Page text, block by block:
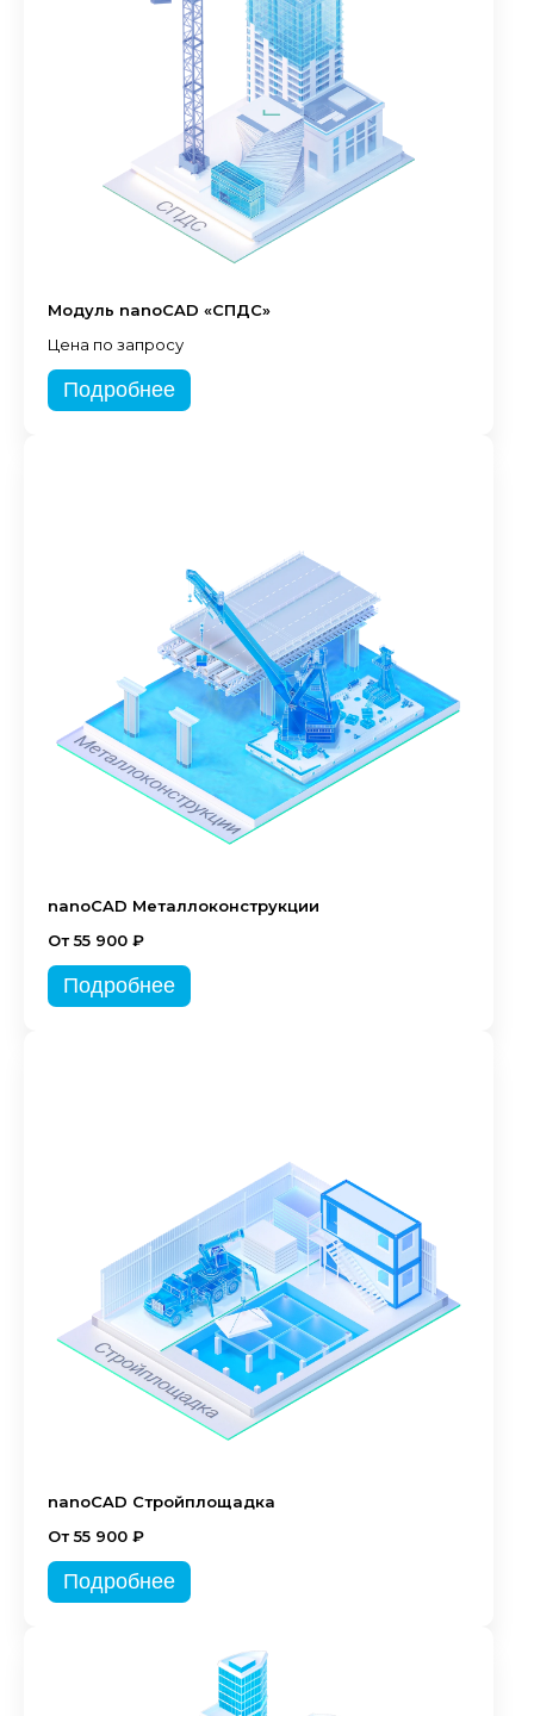
Модуль nanoCAD «СПДС»
Цена по запросу
Подробнее
nanoCAD Металлоконструкции
От 55 900 ₽
Подробнее
nanoCAD Стройплощадка
От 55 900 ₽
Подробнее